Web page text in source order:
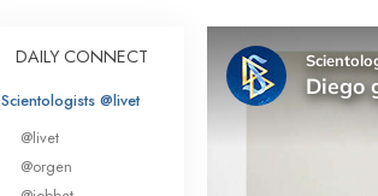
Inne i en Kyrka
Scientologys
En introduktion
DAILY CONNECT
Scientologists @livet
@livet
@orgen